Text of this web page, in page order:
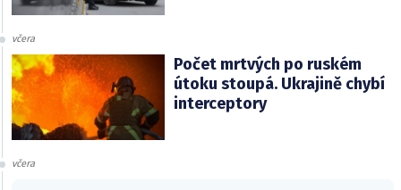
včera
Počet mrtvých po ruském
útoku stoupá. Ukrajině chybí
interceptory
včera